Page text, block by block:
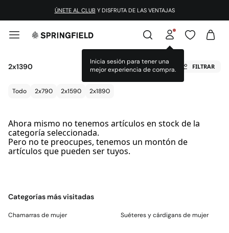
ÚNETE AL CLUB Y DISFRUTA DE LAS VENTAJAS
Inicia sesión para tener una
mejor experiencia de compra.
2x1390 FILTRAR
Todo 2x790 2x1590 2x1890
Ahora mismo no tenemos artículos en stock de la
categoría seleccionada.
Pero no te preocupes, tenemos un montón de
artículos que pueden ser tuyos.
Categorías más visitadas
Chamarras de mujer Suéteres y cárdigans de mujer